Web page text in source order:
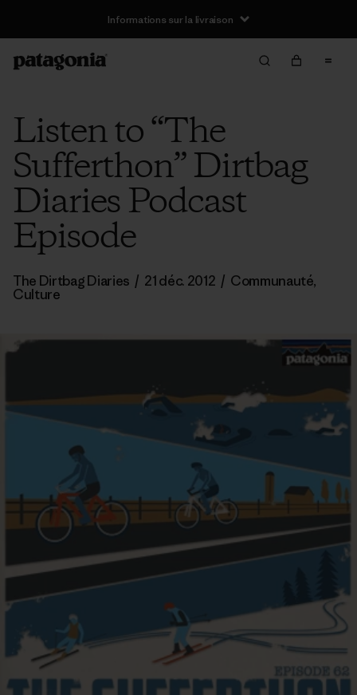
Informations sur la livraison
Listen to “The
Sufferthon” Dirtbag
Diaries Podcast
Episode
The Dirtbag Diaries / 21 déc. 2012 / Communauté,
Culture